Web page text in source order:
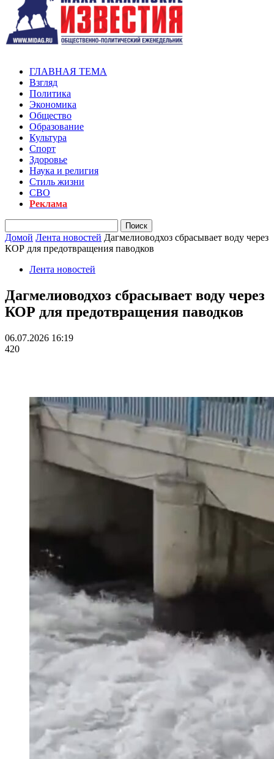
ГЛАВНАЯ ТЕМА
Взгляд
Политика
Экономика
Общество
Образование
Культура
Спорт
Здоровье
Наука и религия
Стиль жизни
СВО
Реклама
Домой Лента новостей Дагмелиоводхоз сбрасывает воду через
КОР для предотвращения паводков
Лента новостей
Дагмелиоводхоз сбрасывает воду через
КОР для предотвращения паводков
06.07.2026 16:19
420